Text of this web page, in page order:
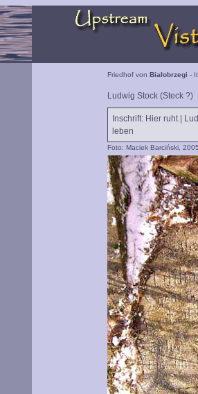
Friedhof von Białobrzegi -
Ludwig Stock (Steck ?)
Inschrift: Hier ruht |
leben
Foto: Maciek Barciński,